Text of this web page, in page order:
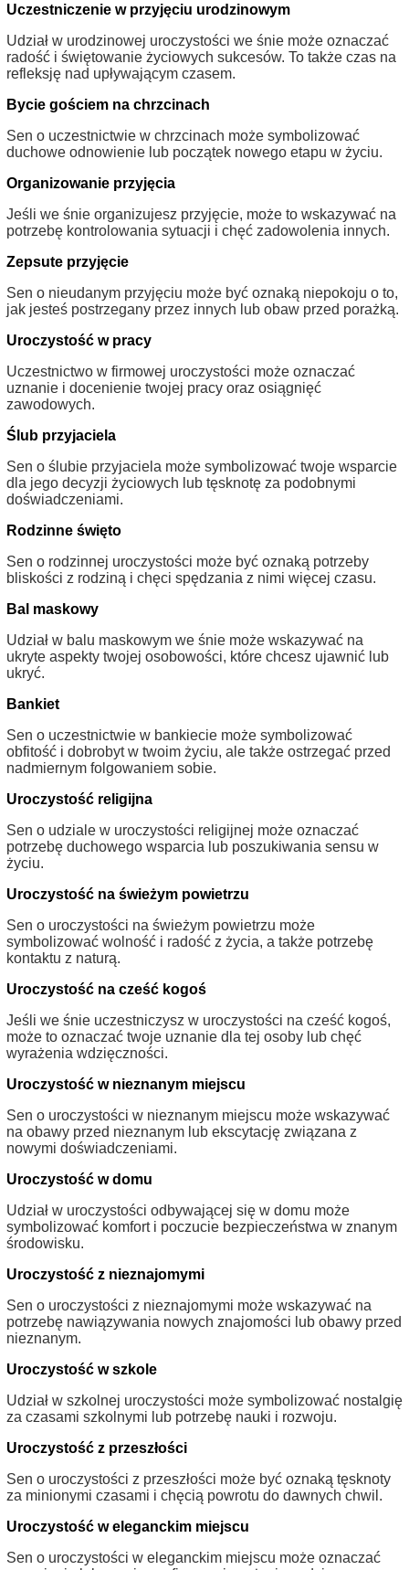
Uczestniczenie w przyjęciu urodzinowym
Udział w urodzinowej uroczystości we śnie może oznaczać
radość i świętowanie życiowych sukcesów. To także czas na
refleksję nad upływającym czasem.
Bycie gościem na chrzcinach
Sen o uczestnictwie w chrzcinach może symbolizować
duchowe odnowienie lub początek nowego etapu w życiu.
Organizowanie przyjęcia
Jeśli we śnie organizujesz przyjęcie, może to wskazywać na
potrzebę kontrolowania sytuacji i chęć zadowolenia innych.
Zepsute przyjęcie
Sen o nieudanym przyjęciu może być oznaką niepokoju o to,
jak jesteś postrzegany przez innych lub obaw przed porażką.
Uroczystość w pracy
Uczestnictwo w firmowej uroczystości może oznaczać
uznanie i docenienie twojej pracy oraz osiągnięć
zawodowych.
Ślub przyjaciela
Sen o ślubie przyjaciela może symbolizować twoje wsparcie
dla jego decyzji życiowych lub tęsknotę za podobnymi
doświadczeniami.
Rodzinne święto
Sen o rodzinnej uroczystości może być oznaką potrzeby
bliskości z rodziną i chęci spędzania z nimi więcej czasu.
Bal maskowy
Udział w balu maskowym we śnie może wskazywać na
ukryte aspekty twojej osobowości, które chcesz ujawnić lub
ukryć.
Bankiet
Sen o uczestnictwie w bankiecie może symbolizować
obfitość i dobrobyt w twoim życiu, ale także ostrzegać przed
nadmiernym folgowaniem sobie.
Uroczystość religijna
Sen o udziale w uroczystości religijnej może oznaczać
potrzebę duchowego wsparcia lub poszukiwania sensu w
życiu.
Uroczystość na świeżym powietrzu
Sen o uroczystości na świeżym powietrzu może
symbolizować wolność i radość z życia, a także potrzebę
kontaktu z naturą.
Uroczystość na cześć kogoś
Jeśli we śnie uczestniczysz w uroczystości na cześć kogoś,
może to oznaczać twoje uznanie dla tej osoby lub chęć
wyrażenia wdzięczności.
Uroczystość w nieznanym miejscu
Sen o uroczystości w nieznanym miejscu może wskazywać
na obawy przed nieznanym lub ekscytację związana z
nowymi doświadczeniami.
Uroczystość w domu
Udział w uroczystości odbywającej się w domu może
symbolizować komfort i poczucie bezpieczeństwa w znanym
środowisku.
Uroczystość z nieznajomymi
Sen o uroczystości z nieznajomymi może wskazywać na
potrzebę nawiązywania nowych znajomości lub obawy przed
nieznanym.
Uroczystość w szkole
Udział w szkolnej uroczystości może symbolizować nostalgię
za czasami szkolnymi lub potrzebę nauki i rozwoju.
Uroczystość z przeszłości
Sen o uroczystości z przeszłości może być oznaką tęsknoty
za minionymi czasami i chęcią powrotu do dawnych chwil.
Uroczystość w eleganckim miejscu
Sen o uroczystości w eleganckim miejscu może oznaczać